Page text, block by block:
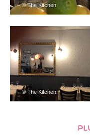
– © The Kitchen
– © The Kitchen